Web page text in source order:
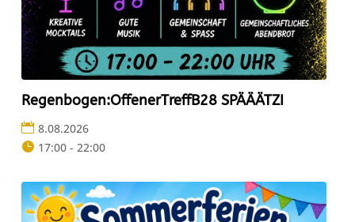
Regenbogen:OffenerTreffB28 SPÄÄÄTZI
8.08.2026
17:00 - 22:00